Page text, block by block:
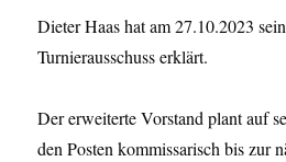
Dieter Haas hat am 27.10.2023
Turnierausschuss erklärt.
Der erweiterte Vorstand plant auf
den Posten kommissarisch bis zur